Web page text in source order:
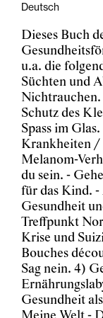
Deutsch
Dieses Buch
u.a. die
Süchten und
Nichtrauchen.
Schutz des
Spass im
Krankheiten /
Melanom-
du sein. -
für das Kind. -
Gesundheit
Treffpunkt
Krise und
Bouches
Sag nein. 4)
Gesundheit